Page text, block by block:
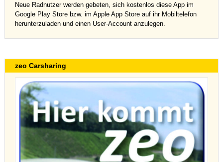
Neue Radnutzer werden gebeten, sich kostenlos diese App im
Google Play Store bzw. im Apple App Store auf ihr Mobiltelefon
herunterzuladen und einen User-Account anzulegen.
zeo Carsharing